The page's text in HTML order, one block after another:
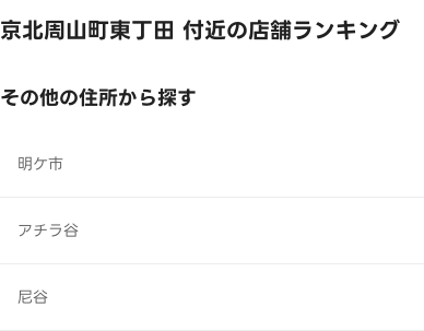
京北周山町東丁田 付近の店舗ランキング
その他の住所から探す
明ケ市
アチラ谷
尼谷